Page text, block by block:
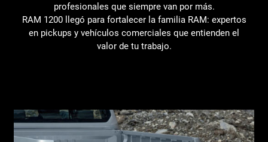
profesionales que siempre van por más.
RAM 1200 llegó para fortalecer la familia RAM: expertos
en pickups y vehículos comerciales que entienden el
valor de tu trabajo.